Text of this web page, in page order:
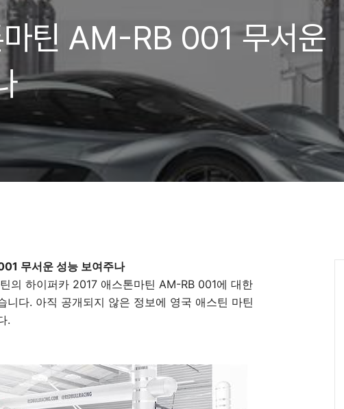
틴 AM-RB 001 무서운
무서운 성능 보여주나
의 하이퍼카 2017 애스톤마틴 AM-RB 001에 대한
니다. 아직 공개되지 않은 정보에 영국 애스틴 마틴
.